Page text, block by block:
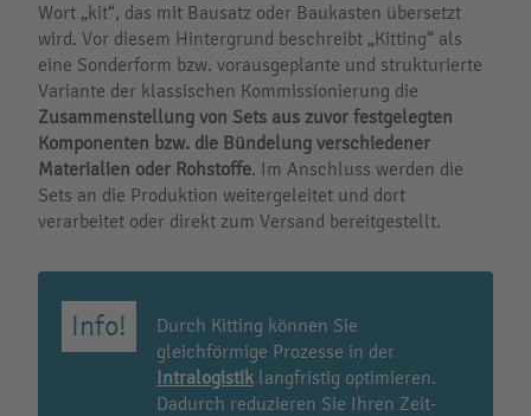
Wort „kit“, das mit Bausatz oder Baukasten übersetzt
wird. Vor diesem Hintergrund beschreibt „Kitting“ als
eine Sonderform bzw. vorausgeplante und strukturierte
Variante der klassischen Kommissionierung die
Zusammenstellung von Sets aus zuvor festgelegten
Komponenten bzw. die Bündelung verschiedener
Materialien oder Rohstoffe. Im Anschluss werden die
Sets an die Produktion weitergeleitet und dort
verarbeitet oder direkt zum Versand bereitgestellt.
Durch Kitting können Sie
gleichförmige Prozesse in der
Intralogistik langfristig optimieren.
Dadurch reduzieren Sie Ihren Zeit-